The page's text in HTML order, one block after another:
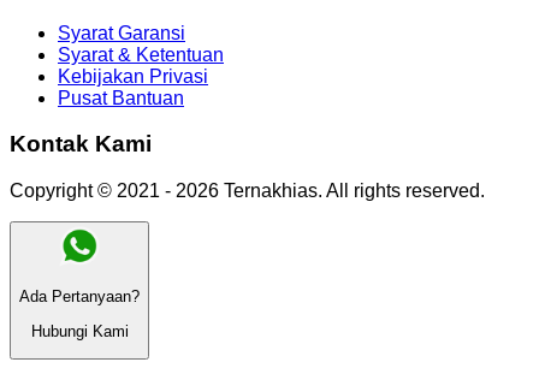
Syarat Garansi
Syarat & Ketentuan
Kebijakan Privasi
Pusat Bantuan
Kontak Kami
Copyright © 2021 - 2026 Ternakhias. All rights reserved.
Ada Pertanyaan?
Hubungi Kami